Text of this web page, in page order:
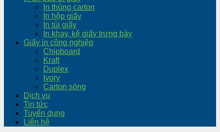
In thùng carton
In hộp giấy
In túi giấy
In khay, kệ giấy trưng bày
Giấy in công nghiệp
Chipboard
Kraft
Duplex
Ivory
Carton sóng
Dịch vụ
Tin tức
Tuyển dụng
Liên hệ